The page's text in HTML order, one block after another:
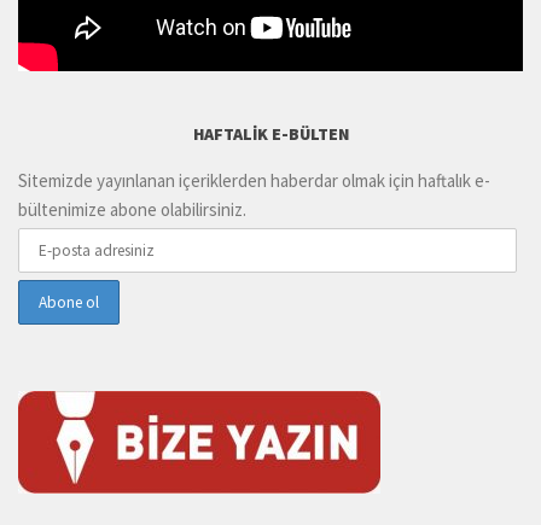
HAFTALIK E-BÜLTEN
Sitemizde yayınlanan içeriklerden haberdar olmak için haftalık e-
bültenimize abone olabilirsiniz.